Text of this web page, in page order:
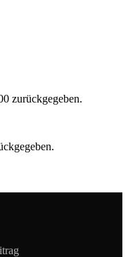
zurückgegeben.